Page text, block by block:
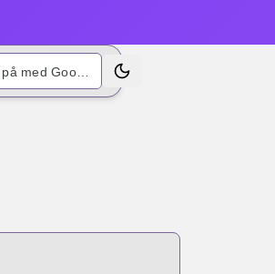
Logg på med Google Bytt tema